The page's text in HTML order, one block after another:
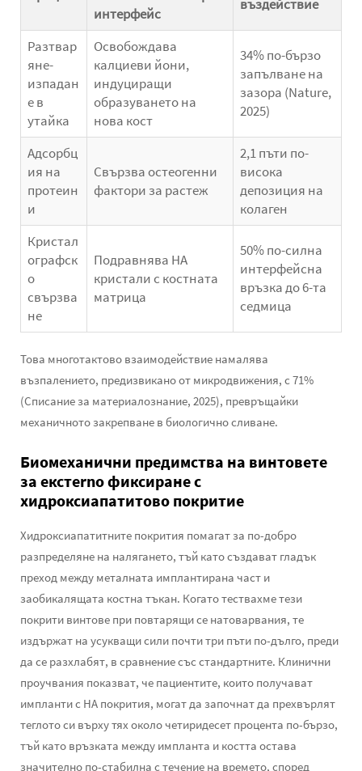
интерфейс
въздействие
Разтвар
яне-
изпадан
е в
утайка
Освобождава
калциеви йони,
индуциращи
образуването на
нова кост
34% по-бързо
запълване на
зазора (Nature,
2025)
Адсорбц
ия на
протеин
и
Свързва остеогенни
фактори за растеж
2,1 пъти по-
висока
депозиция на
колаген
Кристал
ографск
о
свързва
не
Подравнява HA
кристали с костната
матрица
50% по-силна
интерфейсна
връзка до 6-та
седмица
Това многотактово взаимодействие намалява
възпалението, предизвикано от микродвижения, с 71%
(Списание за материалознание, 2025), превръщайки
механичното закрепване в биологично сливане.
Биомеханични предимства на винтовете
за екстerno фиксиране с
хидроксиапатитово покритие
Хидроксиапатитните покрития помагат за по-добро
разпределяне на налягането, тъй като създават гладък
преход между металната имплантирана част и
заобикалящата костна тъкан. Когато тествахме тези
покрити винтове при повтарящи се натоварвания, те
издържат на усукващи сили почти три пъти по-дълго, преди
да се разхлабят, в сравнение със стандартните. Клинични
проучвания показват, че пациентите, които получават
импланти с HA покрития, могат да започнат да прехвърлят
теглото си върху тях около четиридесет процента по-бързо,
тъй като връзката между импланта и костта остава
значително по-стабилна с течение на времето, според